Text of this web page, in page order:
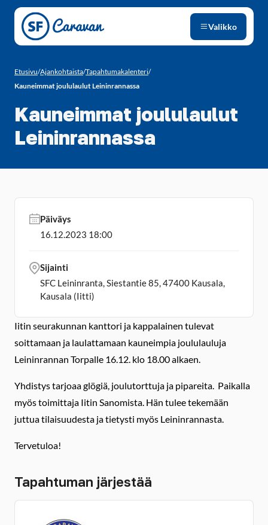
Siirry sivun sisältöön
Valikko
Etusivu/Ajankohtaista/Tapahtumakalenteri/
Kauneimmat joululaulut Leininrannassa
Kauneimmat joululaulut
Leininrannassa
Iitin seurakunnan kanttori ja kappalainen tulevat
soittamaan ja laulattamaan kauneimpia joululauluja
Leininrannan Torpalle 16.12. klo 18.00 alkaen.
Yhdistys tarjoaa glögiä, joulutorttuja ja pipareita. Paikalla
myös toimittaja Iitin Sanomista. Hän tulee tekemään
juttua tilaisuudesta ja tietysti myös Leininrannasta.
Tervetuloa!
Tapahtuman järjestää
Päiväys
16.12.2023 18:00
Sijainti
SFC Leininranta, Siestantie 85, 47400 Kausala,
Kausala (Iitti)